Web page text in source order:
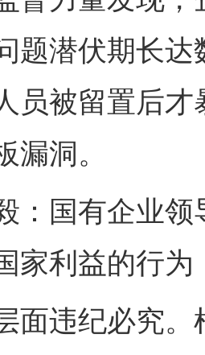
题潜伏期长
员被留置后
漏洞。
国有企业领
家利益的行
违纪必究。